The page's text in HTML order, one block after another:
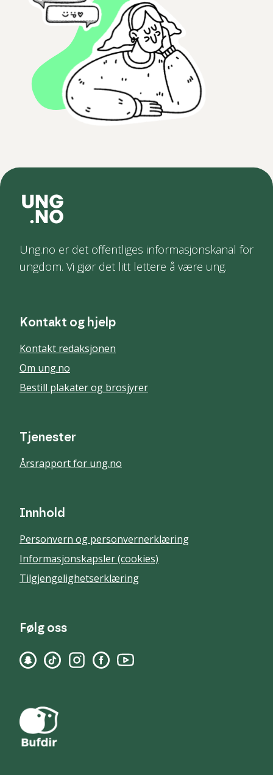
Ung.no er det offentliges informasjonskanal for
ungdom. Vi gjør det litt lettere å være ung.
Kontakt og hjelp
Kontakt redaksjonen
Om ung.no
Bestill plakater og brosjyrer
Tjenester
Årsrapport for ung.no
Innhold
Personvern og personvernerklæring
Informasjonskapsler (cookies)
Tilgjengelighetserklæring
Følg oss